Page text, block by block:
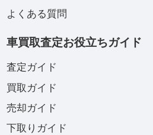
よくある質問
車買取査定お役立ちガイド
査定ガイド
買取ガイド
売却ガイド
下取りガイド